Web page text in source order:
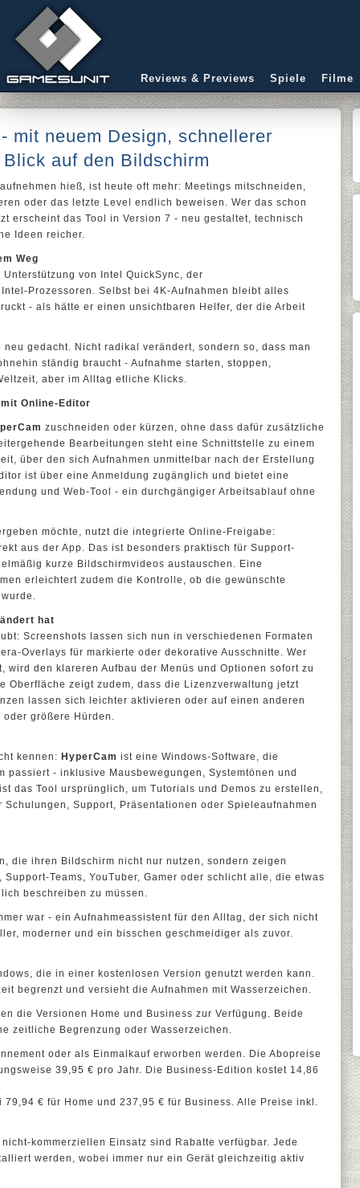
Reviews & Previews Spiele Filme
mit neuem Design, schnellerer
auf den Bildschirm
hieß, ist heute oft mehr: Meetings mitschneiden,
oder das letzte Level endlich beweisen. Wer das schon
erscheint das Tool in Version 7 - neu gestaltet, technisch
Ideen reicher.
Weg
von Intel QuickSync, der
Prozessoren. Selbst bei 4K-Aufnahmen bleibt alles
- als hätte er einen unsichtbaren Helfer, der die Arbeit
gedacht. Nicht radikal verändert, sondern so, dass man
ständig braucht - Aufnahme starten, stoppen,
aber im Alltag etliche Klicks.
Online-Editor
zuschneiden oder kürzen, ohne dass dafür zusätzliche
Bearbeitungen steht eine Schnittstelle zu einem
über den sich Aufnahmen unmittelbar nach der Erstellung
ist über eine Anmeldung zugänglich und bietet eine
und Web-Tool - ein durchgängiger Arbeitsablauf ohne
möchte, nutzt die integrierte Online-Freigabe:
aus der App. Das ist besonders praktisch für Support-
kurze Bildschirmvideos austauschen. Eine
erleichtert zudem die Kontrolle, ob die gewünschte
hat
Screenshots lassen sich nun in verschiedenen Formaten
Overlays für markierte oder dekorative Ausschnitte. Wer
wird den klareren Aufbau der Menüs und Optionen sofort zu
Oberfläche zeigt zudem, dass die Lizenzverwaltung jetzt
lassen sich leichter aktivieren oder auf einen anderen
oder größere Hürden.
kennen: HyperCam ist eine Windows-Software, die
passiert - inklusive Mausbewegungen, Systemtönen und
das Tool ursprünglich, um Tutorials und Demos zu erstellen,
Support, Präsentationen oder Spieleaufnahmen
die ihren Bildschirm nicht nur nutzen, sondern zeigen
Teams, YouTuber, Gamer oder schlicht alle, die etwas
beschreiben zu müssen.
war - ein Aufnahmeassistent für den Alltag, der sich nicht
moderner und ein bisschen geschmeidiger als zuvor.
die in einer kostenlosen Version genutzt werden kann.
begrenzt und versieht die Aufnahmen mit Wasserzeichen.
die Versionen Home und Business zur Verfügung. Beide
zeitliche Begrenzung oder Wasserzeichen.
oder als Einmalkauf erworben werden. Die Abopreise
39,95 € pro Jahr. Die Business-Edition kostet 14,86
€ für Home und 237,95 € für Business. Alle Preise inkl.
kommerziellen Einsatz sind Rabatte verfügbar. Jede
werden, wobei immer nur ein Gerät gleichzeitig aktiv